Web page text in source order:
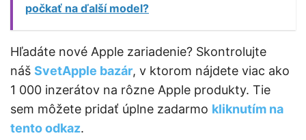
počkať na ďalší model?
Hľadáte nové Apple zariadenie? Skontrolujte
náš SvetApple bazár, v ktorom nájdete viac ako
1 000 inzerátov na rôzne Apple produkty. Tie
sem môžete pridať úplne zadarmo kliknutím na
tento odkaz.